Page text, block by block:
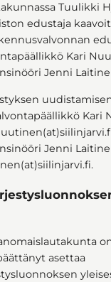
Tuulikki
edustaja
Kari
Jenni
Kari
Jenni
päättänyt asettaa